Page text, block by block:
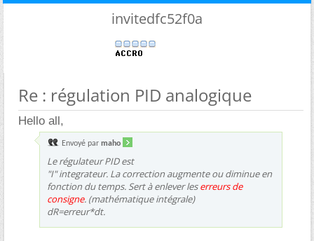
invitedfc52f0a
Re : régulation PID analogique
Hello all,
Envoyé par maho
Le régulateur PID est
"I" integrateur. La correction augmente ou diminue en
fonction du temps. Sert à enlever leserreurs de
consigne. (mathématique intégrale)
dR=erreur*dt.